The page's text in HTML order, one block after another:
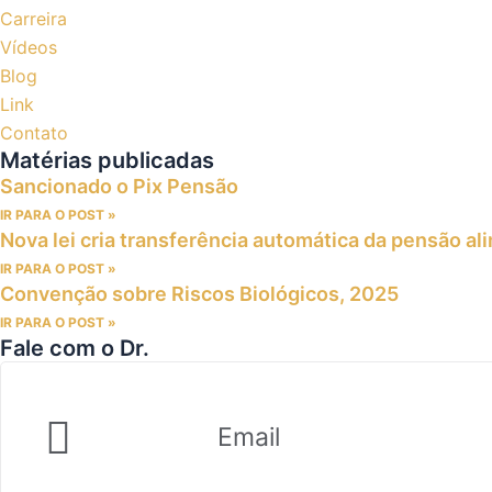
Carreira
Vídeos
Blog
Link
Contato
Matérias publicadas
Sancionado o Pix Pensão
IR PARA O POST »
Nova lei cria transferência automática da pensão
IR PARA O POST »
Convenção sobre Riscos Biológicos, 2025
IR PARA O POST »
Fale com o Dr.
Email